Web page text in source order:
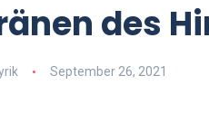
des
September 26, 2021